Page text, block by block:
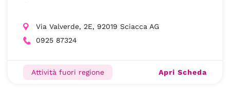
Via Valverde, 2E, 92019 Sciacca AG
0925 87324
Attività fuori regione Apri Scheda